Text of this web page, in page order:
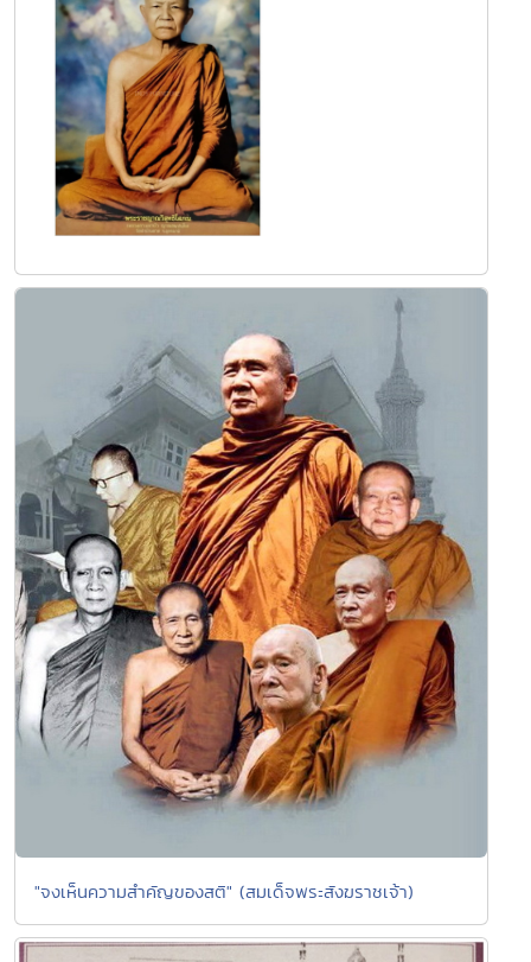
"จงเห็นความสำคัญของสติ" (สมเด็จพระสังฆราชเจ้า)